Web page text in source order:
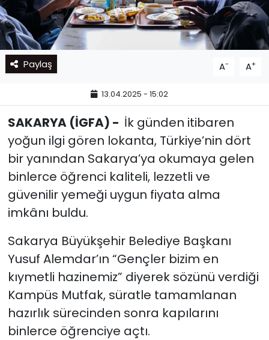
Paylaş A- A+
13.04.2025 - 15:02
SAKARYA (İGFA) - İk günden itibaren
yoğun ilgi gören lokanta, Türkiye’nin dört
bir yanından Sakarya’ya okumaya gelen
binlerce öğrenci kaliteli, lezzetli ve
güvenilir yemeği uygun fiyata alma
imkânı buldu.
Sakarya Büyükşehir Belediye Başkanı
Yusuf Alemdar’ın “Gençler bizim en
kıymetli hazinemiz” diyerek sözünü verdiği
Kampüs Mutfak, süratle tamamlanan
hazırlık sürecinden sonra kapılarını
binlerce öğrenciye açtı.